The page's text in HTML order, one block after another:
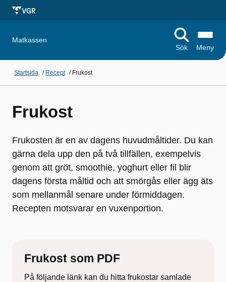
Matkassen
Sök
Meny
Startsida / Recept / Frukost
Frukost
Frukosten är en av dagens huvudmåltider. Du kan
gärna dela upp den på två tillfällen, exempelvis
genom att gröt, smoothie, yoghurt eller fil blir
dagens första måltid och att smörgås eller ägg äts
som mellanmål senare under förmiddagen.
Recepten motsvarar en vuxenportion.
Frukost som PDF
På följande länk kan du hitta frukostar samlade